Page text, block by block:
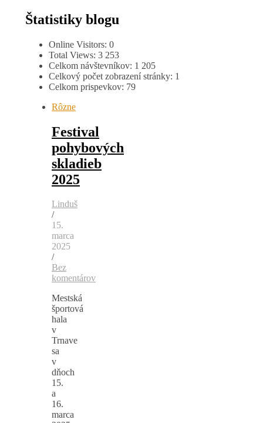
Štatistiky blogu
Online Visitors: 0
Total Views: 3 253
Celkom návštevníkov: 1 205
Celkový počet zobrazení stránky: 1
Celkom prispevkov: 79
Rôzne
Festival
pohybových
skladieb
2025
Linduš
/
15.
marca
2025
/
Bez
komentárov
Mestská
športová
hala
v
Trnave
sa
v
dňoch
15.
a
16.
marca